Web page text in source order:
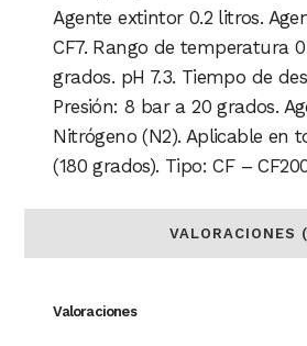
Agente extintor 0.2 litros.
CF7. Rango de temperatura
grados. pH 7.3. Tiempo de
Presión: 8 bar a 20 grados.
Nitrógeno (N2). Aplicable en
(180 grados). Tipo: CF –
VALORACIONES
Valoraciones